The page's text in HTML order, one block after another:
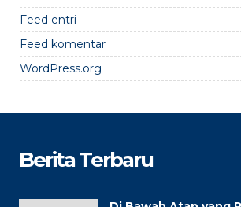
Feed entri
Feed komentar
WordPress.org
Berita Terbaru